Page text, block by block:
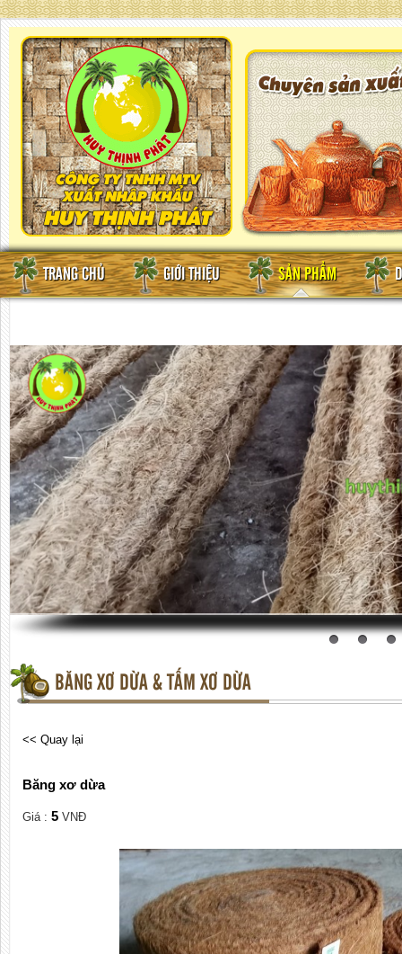
TRANG CHỦ GIỚI THIỆU SẢN PHẨM
BĂNG XƠ DỪA & TẤM XƠ DỪA
<< Quay lại
Băng xơ dừa
Giá : 5 VNĐ